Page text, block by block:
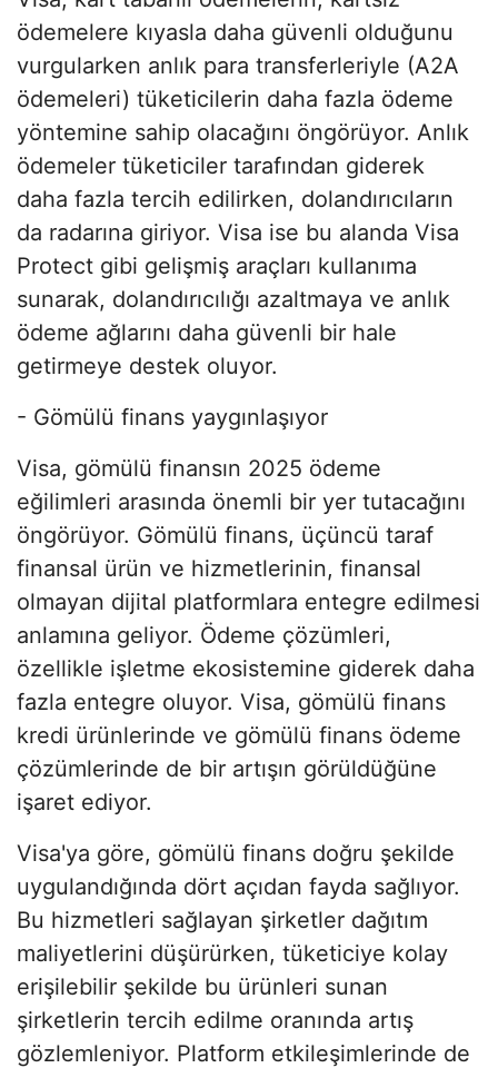
ödemelere kıyasla daha güvenli olduğunu
vurgularken anlık para transferleriyle (A2A
ödemeleri) tüketicilerin daha fazla ödeme
yöntemine sahip olacağını öngörüyor. Anlık
ödemeler tüketiciler tarafından giderek
daha fazla tercih edilirken, dolandırıcıların
da radarına giriyor. Visa ise bu alanda Visa
Protect gibi gelişmiş araçları kullanıma
sunarak, dolandırıcılığı azaltmaya ve anlık
ödeme ağlarını daha güvenli bir hale
getirmeye destek oluyor.
- Gömülü finans yaygınlaşıyor
Visa, gömülü finansın 2025 ödeme
eğilimleri arasında önemli bir yer tutacağını
öngörüyor. Gömülü finans, üçüncü taraf
finansal ürün ve hizmetlerinin, finansal
olmayan dijital platformlara entegre edilmesi
anlamına geliyor. Ödeme çözümleri,
özellikle işletme ekosistemine giderek daha
fazla entegre oluyor. Visa, gömülü finans
kredi ürünlerinde ve gömülü finans ödeme
çözümlerinde de bir artışın görüldüğüne
işaret ediyor.
Visa'ya göre, gömülü finans doğru şekilde
uygulandığında dört açıdan fayda sağlıyor.
Bu hizmetleri sağlayan şirketler dağıtım
maliyetlerini düşürürken, tüketiciye kolay
erişilebilir şekilde bu ürünleri sunan
şirketlerin tercih edilme oranında artış
gözlemleniyor. Platform etkileşimlerinde de